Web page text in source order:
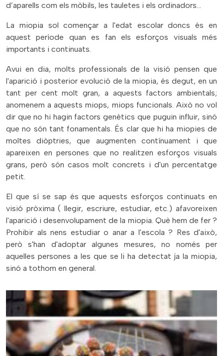
d’aparells com els mòbils, les tauletes i els ordinadors...
La miopia sol començar a l'edat escolar doncs és en
aquest període quan es fan els esforços visuals més
importants i continuats.
Avui en dia, molts professionals de la visió pensen que
l'aparició i posterior evolució de la miopia, és degut, en un
tant per cent molt gran, a aquests factors ambientals;
anomenem a aquests miops, miops funcionals. Això no vol
dir que no hi hagin factors genètics que puguin influir, sinó
que no són tant fonamentals. És clar que hi ha miopies de
moltes diòptries, que augmenten contínuament i que
apareixen en persones que no realitzen esforços visuals
grans, però són casos molt concrets i d'un percentatge
petit.
El que sí se sap és que aquests esforços continuats en
visió pròxima ( llegir, escriure, estudiar, etc.) afavoreixen
l'aparició i desenvolupament de la miopia. Què hem de fer ?
Prohibir als nens estudiar o anar a l'escola ? Res d'això,
però s'han d'adoptar algunes mesures, no només per
aquelles persones a les que se li ha detectat ja la miopia,
sinó a tothom en general.